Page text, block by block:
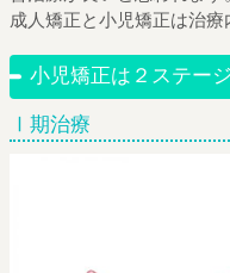
成人矯正と小児矯正は治療
小児矯正は２ステー
Ⅰ期治療